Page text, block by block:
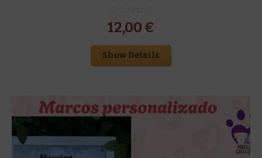
12,00 €
Show Details